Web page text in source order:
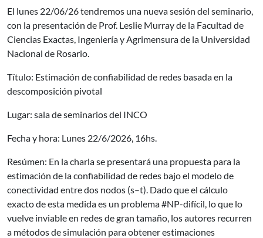
El lunes 22/06/26 tendremos una nueva sesión del seminario,
con la presentación de Prof. Leslie Murray de la Facultad de
Ciencias Exactas, Ingeniería y Agrimensura de la Universidad
Nacional de Rosario.
Título: Estimación de confiabilidad de redes basada en la
descomposición pivotal
Lugar: sala de seminarios del INCO
Fecha y hora: Lunes 22/6/2026, 16hs.
Resúmen: En la charla se presentará una propuesta para la
estimación de la confiabilidad de redes bajo el modelo de
conectividad entre dos nodos (s–t). Dado que el cálculo
exacto de esta medida es un problema #NP-difícil, lo que lo
vuelve inviable en redes de gran tamaño, los autores recurren
a métodos de simulación para obtener estimaciones